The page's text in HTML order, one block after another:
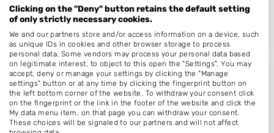
Op 15,22 km afstand
Haarstudio Hedwig
De Beemd 2
5501CD Veldhoven
Clicking on the "Deny" button retains the default setting
of only strictly necessary cookies.
We and our partners store and/or access information on a device, such
as unique IDs in cookies and other browser storage to process
personal data. Some vendors may process your personal data based
on legitimate interest, to object to this open the "Settings". You may
accept, deny or manage your settings by clicking the "Manage
settings" button or at any time by clicking the fingerprint button on
the left bottom corner of the website. To withdraw your consent click
on the fingerprint or the link in the footer of the website and click the
My data menu item, on that page you can withdraw your consent.
These choices will be signaled to our partners and will not affect